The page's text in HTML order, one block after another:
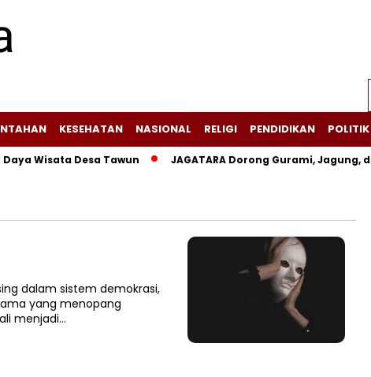
KESEHATAN NASIONAL RELIGI PENDIDIKAN POLITIK
Wisata Desa Tawun JAGATARA Dorong Gurami, Jagung,
dalam sistem demokrasi,
yang menopang
menjadi…